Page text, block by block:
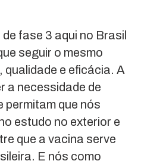
fase 3 aqui no Brasil
seguir o mesmo
e eficácia. A
a necessidade de
permitam que nós
estudo no exterior e
que a vacina serve
E nós como